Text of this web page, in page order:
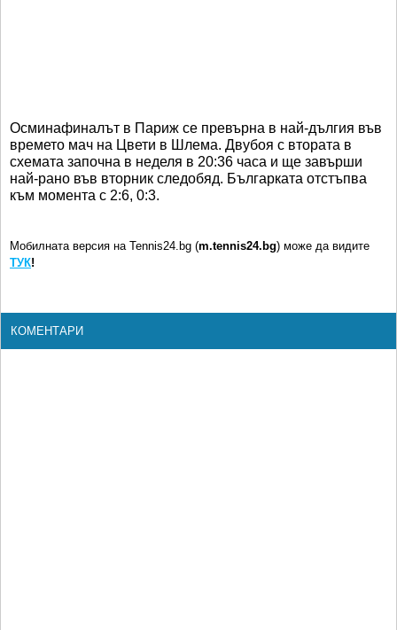
Осминафиналът в Париж се превърна в най-дългия във
времето мач на Цвети в Шлема. Двубоя с втората в
схемата започна в неделя в 20:36 часа и ще завърши
най-рано във вторник следобяд. Българката отстъпва
към момента с 2:6, 0:3.
Мобилната версия на Tennis24.bg (m.tennis24.bg) може да видите
ТУК!
КОМЕНТАРИ